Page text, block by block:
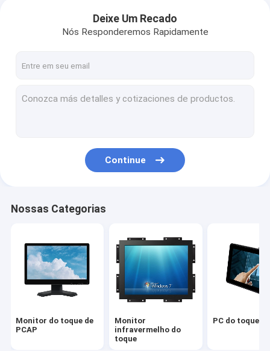
PC do toque de AIO
Tela táctil de PCAP
Folha do toque de PCAP
Painel de TFT LCD
Tela táctil da onda acústica de superfície
Monitor curvado do tela táctil
Deixe Um Recado
Nós Responderemos Rapidamente
Continue
Nossas Categorias
Monitor do toque de
PCAP
Monitor
infravermelho do
toque
PC do toque